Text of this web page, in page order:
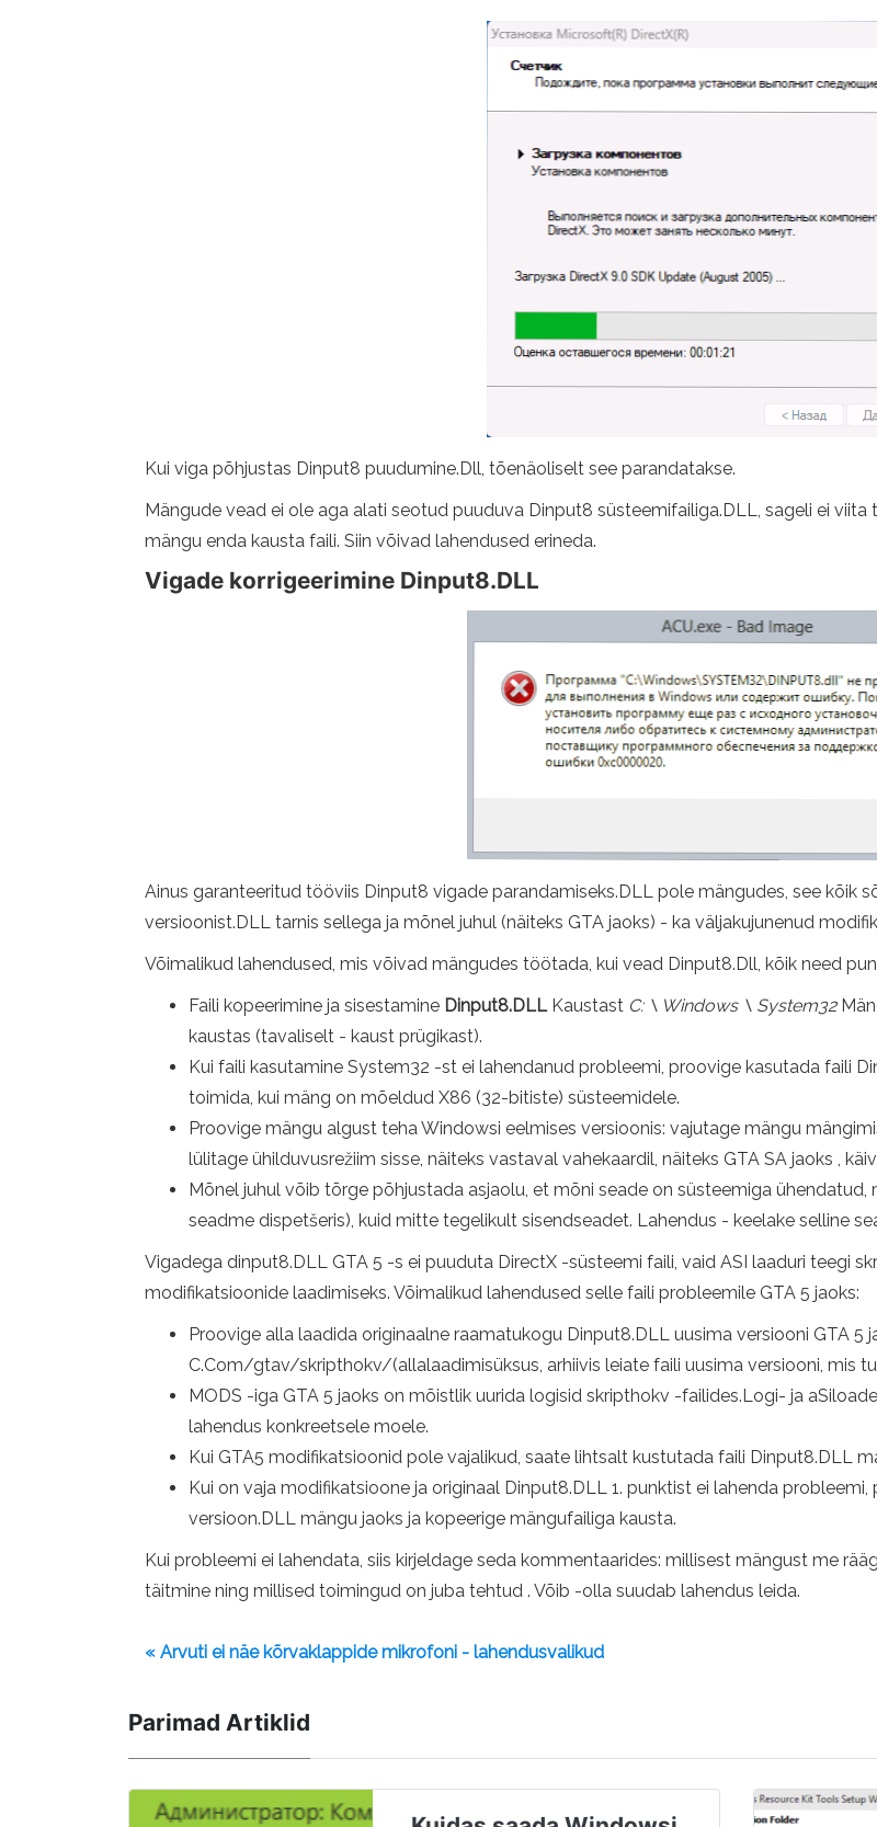
Kui viga põhjustas Dinput8 puudumine.Dll, tõenäoliselt see parandatakse.
Mängude vead ei ole aga alati seotud puuduva Dinput8 süsteemifailiga.DLL, sageli ei
mängu enda kausta faili. Siin võivad lahendused erineda.
Vigade korrigeerimine Dinput8.DLL
Ainus garanteeritud tööviis Dinput8 vigade parandamiseks.DLL pole mängudes, see kõik
versioonist.DLL tarnis sellega ja mõnel juhul (näiteks GTA jaoks) - ka väljakujunenud
Võimalikud lahendused, mis võivad mängudes töötada, kui vead Dinput8.Dll, kõik need
Faili kopeerimine ja sisestamine Dinput8.DLLKaustast C: \ Windows \ System32
kaustas (tavaliselt - kaust prügikast).
Kui faili kasutamine System32 -st ei lahendanud probleemi, proovige kasutada faili
toimida, kui mäng on mõeldud X86 (32-bitiste) süsteemidele.
Proovige mängu algust teha Windowsi eelmises versioonis: vajutage mängu
lülitage ühilduvusrežiim sisse, näiteks vastaval vahekaardil, näiteks GTA SA jaoks ,
Mõnel juhul võib tõrge põhjustada asjaolu, et mõni seade on süsteemiga
seadme dispetšeris), kuid mitte tegelikult sisendseadet. Lahendus - keelake selline
Vigadega dinput8.DLL GTA 5 -s ei puuduta DirectX -süsteemi faili, vaid ASI laaduri teegi
modifikatsioonide laadimiseks. Võimalikud lahendused selle faili probleemile GTA 5 jaoks:
Proovige alla laadida originaalne raamatukogu Dinput8.DLL uusima versiooni GTA
C.Com/gtav/skripthokv/(allalaadimisüksus, arhiivis leiate faili uusima versiooni, mis
MODS -iga GTA 5 jaoks on mõistlik uurida logisid skripthokv -failides.Logi- ja
lahendus konkreetsele moele.
Kui GTA5 modifikatsioonid pole vajalikud, saate lihtsalt kustutada faili Dinput8.DLL
Kui on vaja modifikatsioone ja originaal Dinput8.DLL 1. punktist ei lahenda
versioon.DLL mängu jaoks ja kopeerige mängufailiga kausta.
Kui probleemi ei lahendata, siis kirjeldage seda kommentaarides: millisest mängust me
täitmine ning millised toimingud on juba tehtud . Võib -olla suudab lahendus leida.
« Arvuti ei näe kõrvaklappide mikrofoni - lahendusvalikud
Parimad Artiklid